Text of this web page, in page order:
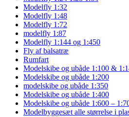
Modelfly 1:32
Modelfly 1:48
Modelfly 1:72
modelfly 1:87
Modelfly 1:144 og 1:450
Fly af balsatræ
Rumfart
Modelskibe og ubåde 1:100 &
Modelskibe og ubåde 1:200
modelskibe og ubåde 1:350
Modelskibe og ubåde 1:400
Modelskibe og ubåde 1:600 –
Modelbyggesæt alle størrelse i